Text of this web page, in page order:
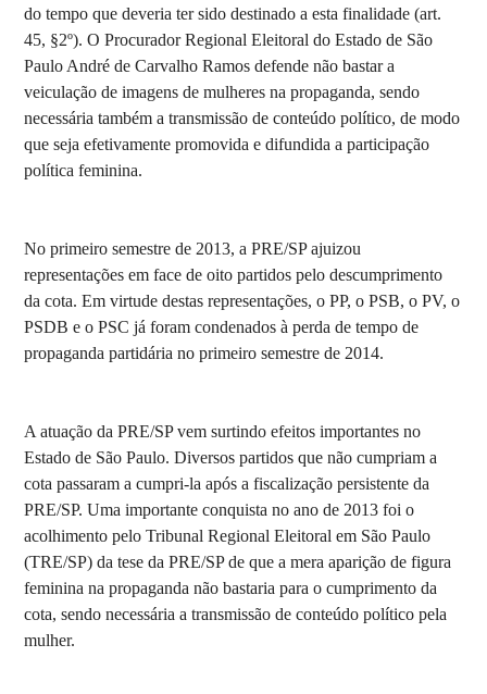
do tempo que deveria ter sido destinado a esta finalidade (art.
45, §2º). O Procurador Regional Eleitoral do Estado de São
Paulo André de Carvalho Ramos defende não bastar a
veiculação de imagens de mulheres na propaganda, sendo
necessária também a transmissão de conteúdo político, de modo
que seja efetivamente promovida e difundida a participação
política feminina.
No primeiro semestre de 2013, a PRE/SP ajuizou
representações em face de oito partidos pelo descumprimento
da cota. Em virtude destas representações, o PP, o PSB, o PV, o
PSDB e o PSC já foram condenados à perda de tempo de
propaganda partidária no primeiro semestre de 2014.
A atuação da PRE/SP vem surtindo efeitos importantes no
Estado de São Paulo. Diversos partidos que não cumpriam a
cota passaram a cumpri-la após a fiscalização persistente da
PRE/SP. Uma importante conquista no ano de 2013 foi o
acolhimento pelo Tribunal Regional Eleitoral em São Paulo
(TRE/SP) da tese da PRE/SP de que a mera aparição de figura
feminina na propaganda não bastaria para o cumprimento da
cota, sendo necessária a transmissão de conteúdo político pela
mulher.